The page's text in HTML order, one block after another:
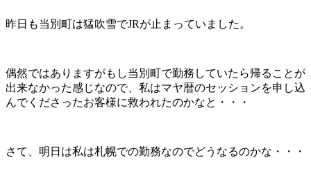
昨日も当別町は猛吹雪でJRが止まっていました。
偶然ではありますがもし当別町で勤務していたら帰ることが
出来なかった感じなので、私はマヤ暦のセッションを申し込
んでくださったお客様に救われたのかなと・・・
さて、明日は私は札幌での勤務なのでどうなるのかな・・・